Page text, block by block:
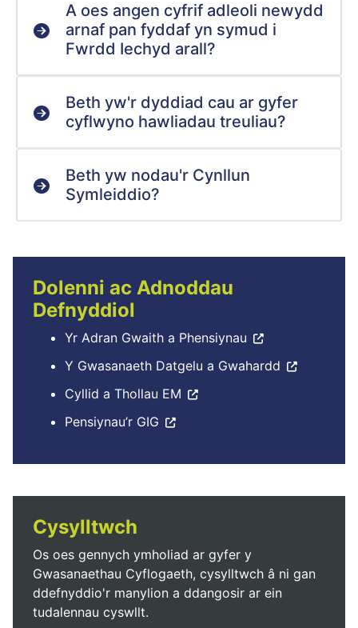
A oes angen cyfrif adleoli newydd
arnaf pan fyddaf yn symud i
Fwrdd Iechyd arall?
Beth yw'r dyddiad cau ar gyfer
cyflwyno hawliadau treuliau?
Beth yw nodau'r Cynllun
Symleiddio?
Dolenni ac Adnoddau
Defnyddiol
Yr Adran Gwaith a Phensiynau
Y Gwasanaeth Datgelu a Gwahardd
Cyllid a Thollau EM
Pensiynau’r GIG
Cysylltwch
Os oes gennych ymholiad ar gyfer y
Gwasanaethau Cyflogaeth, cysylltwch â ni gan
ddefnyddio'r manylion a ddangosir ar ein
tudalennau cyswllt.